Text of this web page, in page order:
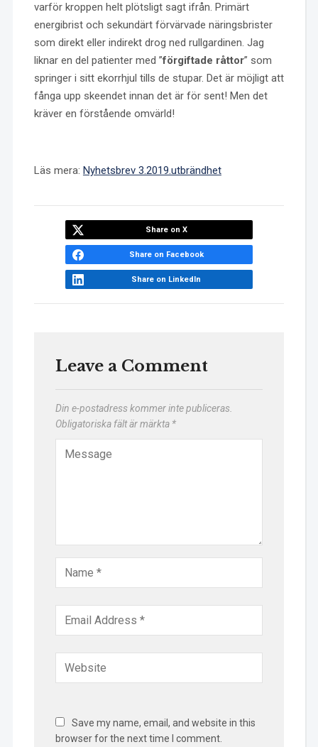
varför kroppen helt plötsligt sagt ifrån. Primärt
energibrist och sekundärt förvärvade näringsbrister
som direkt eller indirekt drog ned rullgardinen. Jag
liknar en del patienter med ”förgiftade råttor” som
springer i sitt ekorrhjul tills de stupar. Det är möjligt att
fånga upp skeendet innan det är för sent! Men det
kräver en förstående omvärld!
Läs mera: Nyhetsbrev 3.2019.utbrändhet
Share on X
Share on Facebook
Share on LinkedIn
Leave a Comment
Din e-postadress kommer inte publiceras.
Obligatoriska fält är märkta *
Save my name, email, and website in this
browser for the next time I comment.